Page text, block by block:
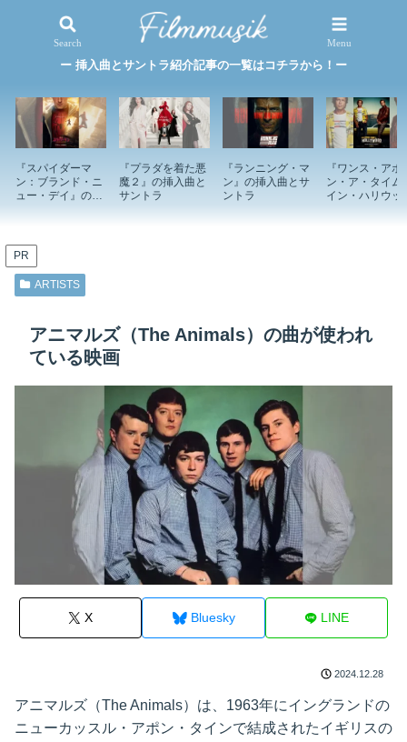
映画×音楽 特集記事
ー 挿入曲とサントラ紹介記事の一覧はコチラから！ー
『スパイダーマ
ン：ブランド・ニ
ュー・デイ』の挿
『プラダを着た悪
魔２』の挿入曲と
サントラ
『ランニング・マ
ン』の挿入曲とサ
ントラ
『ワンス・アポ
ン・ア・タイム
イン・ハリウッ
PR
ARTISTS
アニマルズ（The Animals）の曲が使われ
ている映画
X Bluesky LINE
2024.12.28
アニマルズ（The Animals）は、1963年にイングランドの
ニューカッスル・アポン・タインで結成されたイギリスの
Search Menu